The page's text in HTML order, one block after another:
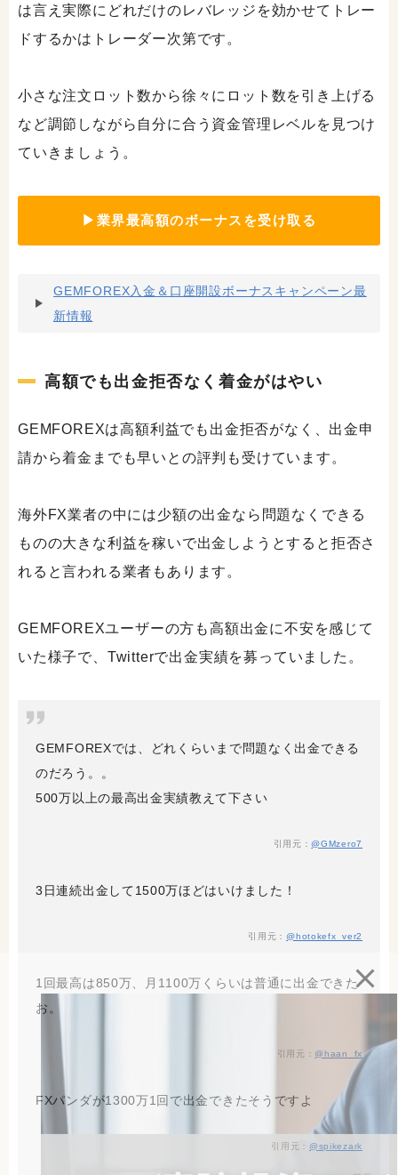
は言え実際にどれだけのレバレッジを効かせてトレー
ドするかはトレーダー次第です。
小さな注文ロット数から徐々にロット数を引き上げる
など調節しながら自分に合う資金管理レベルを見つけ
ていきましょう。
▶業界最高額のボーナスを受け取る
GEMFOREX入金＆口座開設ボーナスキャンペーン最
新情報
高額でも出金拒否なく着金がはやい
GEMFOREXは高額利益でも出金拒否がなく、出金申
請から着金までも早いとの評判も受けています。
海外FX業者の中には少額の出金なら問題なくできる
ものの大きな利益を稼いで出金しようとすると拒否さ
れると言われる業者もあります。
GEMFOREXユーザーの方も高額出金に不安を感じて
いた様子で、Twitterで出金実績を募っていました。
GEMFOREXでは、どれくらいまで問題なく出金できる
のだろう。。
500万以上の最高出金実績教えて下さい
引用元：@GMzero7
3日連続出金して1500万ほどはいけました！
引用元：@hotokefx_ver2
1回最高は850万、月1100万くらいは普通に出金できた
お。
引用元： @haan_fx
FXパンダが1300万1回で出金できたそうですよ
引用元： @spikezark